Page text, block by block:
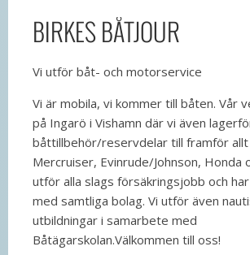
BIRKES BÅTJOUR
Vi utför båt- och motorservice
Vi är mobila, vi kommer till båten. Vår
på Ingarö i Vishamn där vi även
båttillbehör/reservdelar till framför allt
Mercruiser, Evinrude/Johnson, Honda
utför alla slags försäkringsjobb och
med samtliga bolag. Vi utför även
utbildningar i samarbete med
Båtägarskolan.Välkommen till oss!